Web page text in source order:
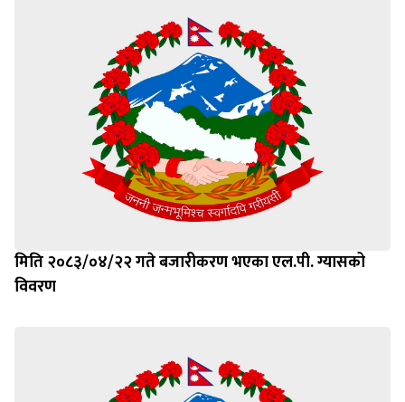
मिति २०८३/०४/२२ गते बजारीकरण भएका एल.पी. ग्यासको
विवरण